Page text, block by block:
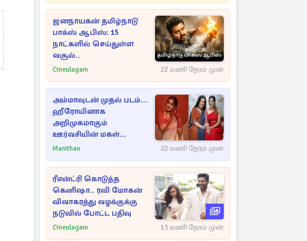
ஜனநாயகன் தமிழ்நாடு
பாக்ஸ் ஆபிஸ்: 15
நாட்களில் செய்துள்ள
வசூல்..
Cineulagam 22 மணி நேரம் முன்
அம்மாவுடன் முதல் படம்...
ஹீரோயினாக
அறிமுகமாகும்
ஊர்வசியின் மகள்
தேஜலட்சுமி!
Manithan 22 மணி நேரம் முன்
ரீஎன்ட்ரி கொடுத்த
கெனிஷா.. ரவி மோகன்
விவாகரத்து வழக்குக்கு
நடுவில் போட்ட பதிவு
Cineulagam 13 மணி நேரம் முன்